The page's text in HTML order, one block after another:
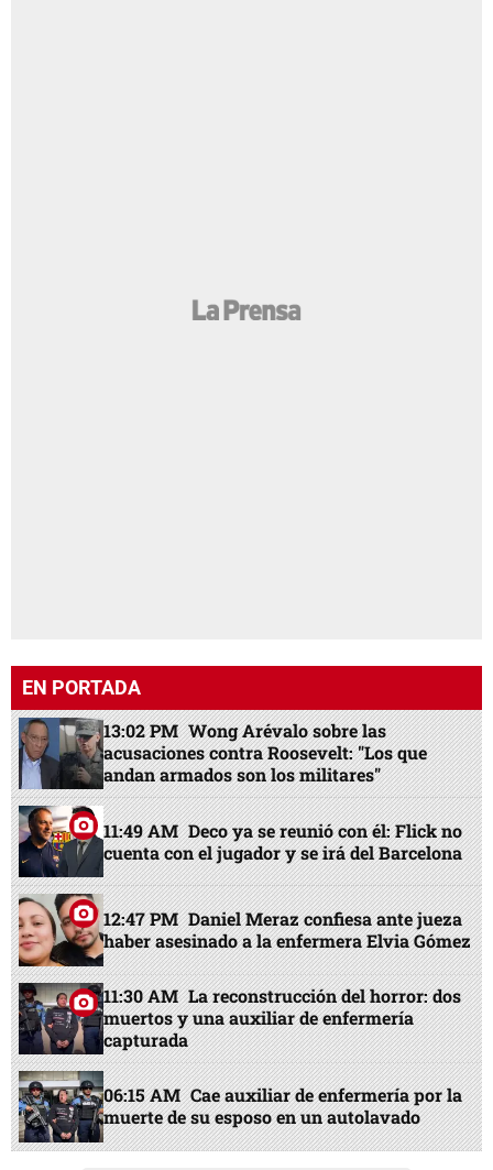
EN PORTADA
13:02 PM Wong Arévalo sobre las
acusaciones contra Roosevelt: "Los que
andan armados son los militares"
11:49 AM Deco ya se reunió con él: Flick no
cuenta con el jugador y se irá del Barcelona
12:47 PM Daniel Meraz confiesa ante jueza
haber asesinado a la enfermera Elvia Gómez
11:30 AM La reconstrucción del horror: dos
muertos y una auxiliar de enfermería
capturada
06:15 AM Cae auxiliar de enfermería por la
muerte de su esposo en un autolavado